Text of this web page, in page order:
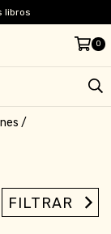
libros
0
/
FILTRAR